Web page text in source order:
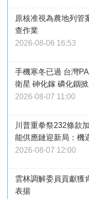
原核准視為農地列
查作業
2026-08-06 16:53
手機寒冬已過 台灣
衛星 砷化鎵 磷化銦
2026-08-07 11:00
川普重拳祭232條款
能供應鏈迎新局：機
2026-08-07 12:00
雲林調解委員貢獻
表揚